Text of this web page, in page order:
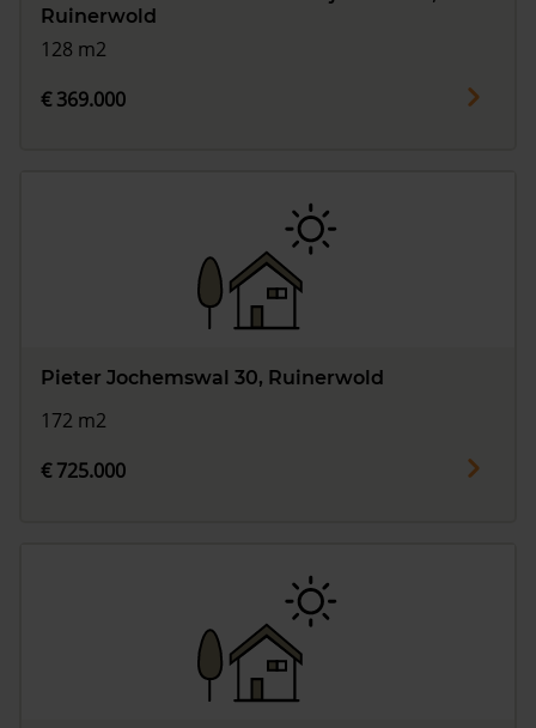
Ruinerwold
128 m2
€ 369.000
Pieter Jochemswal 30, Ruinerwold
172 m2
€ 725.000